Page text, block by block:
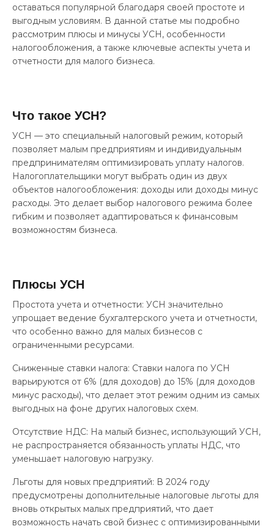
оставаться популярной благодаря своей простоте и
выгодным условиям. В данной статье мы подробно
рассмотрим плюсы и минусы УСН, особенности
налогообложения, а также ключевые аспекты учета и
отчетности для малого бизнеса.
Что такое УСН?
УСН — это специальный налоговый режим, который
позволяет малым предприятиям и индивидуальным
предпринимателям оптимизировать уплату налогов.
Налогоплательщики могут выбрать один из двух
объектов налогообложения: доходы или доходы минус
расходы. Это делает выбор налогового режима более
гибким и позволяет адаптироваться к финансовым
возможностям бизнеса.
Плюсы УСН
Простота учета и отчетности: УСН значительно
упрощает ведение бухгалтерского учета и отчетности,
что особенно важно для малых бизнесов с
ограниченными ресурсами.
Сниженные ставки налога: Ставки налога по УСН
варьируются от 6% (для доходов) до 15% (для доходов
минус расходы), что делает этот режим одним из самых
выгодных на фоне других налоговых схем.
Отсутствие НДС: На малый бизнес, использующий УСН,
не распространяется обязанность уплаты НДС, что
уменьшает налоговую нагрузку.
Льготы для новых предприятий: В 2024 году
предусмотрены дополнительные налоговые льготы для
вновь открытых малых предприятий, что дает
возможность начать свой бизнес с оптимизированными